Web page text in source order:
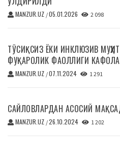
MANZUR.UZ /05.01.2026 2 098
ТЎСИҚСИЗ ЁКИ ИНКЛЮЗИВ
ФУҚАРОЛИК ФАОЛЛИГИ
MANZUR.UZ /07.11.2024 1 291
САЙЛОВЛАРДАН АСОСИЙ
MANZUR.UZ /26.10.2024 1 202